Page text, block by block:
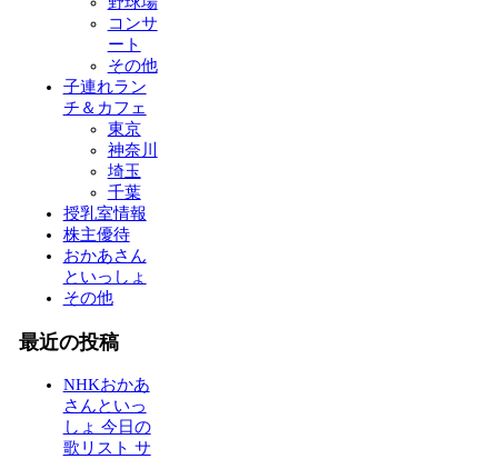
コンサ
ート
その他
子連れラン
チ＆カフェ
東京
神奈川
埼玉
千葉
授乳室情報
株主優待
おかあさん
といっしょ
その他
最近の投稿
NHKおかあ
さんといっ
しょ 今日の
歌リスト サ